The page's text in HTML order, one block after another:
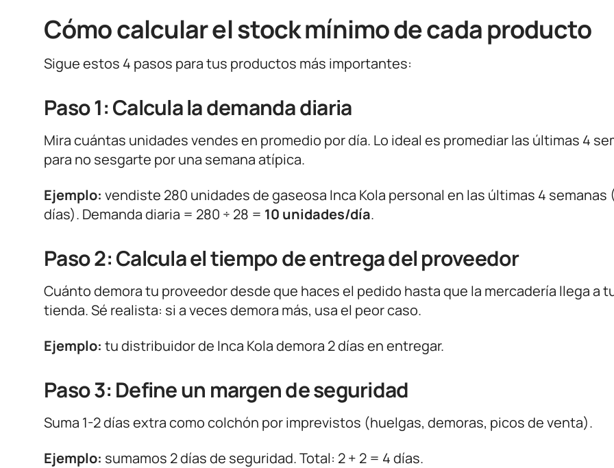
Cómo calcular el stock mínimo de cada producto
Sigue estos 4 pasos para tus productos más importantes:
Paso 1: Calcula la demanda diaria
Mira cuántas unidades vendes en promedio por día. Lo ideal es promediar las últimas 4
para no sesgarte por una semana atípica.
Ejemplo: vendiste 280 unidades de gaseosa Inca Kola personal en las últimas 4 semanas
días). Demanda diaria = 280 ÷ 28 = 10 unidades/día.
Paso 2: Calcula el tiempo de entrega del proveedor
Cuánto demora tu proveedor desde que haces el pedido hasta que la mercadería llega a
tienda. Sé realista: si a veces demora más, usa el peor caso.
Ejemplo: tu distribuidor de Inca Kola demora 2 días en entregar.
Paso 3: Define un margen de seguridad
Suma 1-2 días extra como colchón por imprevistos (huelgas, demoras, picos de venta).
Ejemplo: sumamos 2 días de seguridad. Total: 2 + 2 = 4 días.